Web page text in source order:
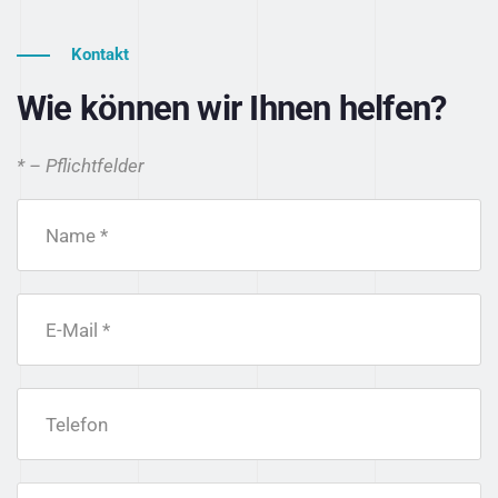
Kontakt
Wie können wir Ihnen helfen?
* – Pflichtfelder
Name *
E-Mail *
Telefon